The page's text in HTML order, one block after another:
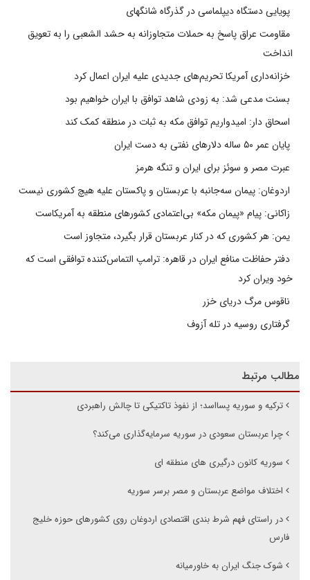
پویایی دستگاه دیپلماسی در گذرگاه شانگهای
مقاومت عراق پاسخ به حملات متجاوزانه به حشد الشعبی را به تعویق
انداخت
خزانه‌داری آمریکا تحریم‌های جدیدی علیه ایران اعمال کرد
بسنت مدعی شد: به زودی شاهد توافق با ایران خواهیم بود
اسحاق دار: امیدواریم توافق مکه به ثبات در منطقه کمک کند
پایان عمر ۵۰ ساله دلارهای نفتی به دست ایران
عبرت مصر و سوئز برای ایران و تنگه هرمز
اردوغان: پیمان سه‌جانبه با عربستان و پاکستان علیه هیچ کشوری نیست
زاکانی: پیام «پیمان مکه» بی‌اعتمادی کشورهای منطقه به آمریکاست
یمن: هر کشوری که در کنار عربستان قرار بگیرد، متجاوز است
دفتر حفاظت منافع ایران در قاهره: ترامپ التماس‌کننده توافقی است که
خود ویران کرد
ناقوس مرگ دریای خزر
گرفتاری روسیه در تله آزوف
مطالب مرتبط
ترکیه و سوریه پسااسد؛ از نفوذ تاکتیکی تا چالش راهبردی
چرا عربستان سعودی در سوریه سرمایه‌گذاری می‌کند؟
سوریه کانون درگیری های منطقه ای
اختلاف مواضع عربستان و مصر برسر سوریه
در راستای فهم شرط بندی اقتصادی اردوغان روی کشورهای حوزه خلیج
فارس
شوک جنگ ایران به خاورمیانه